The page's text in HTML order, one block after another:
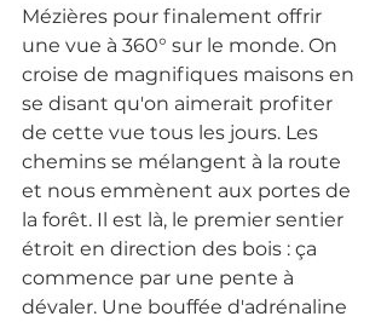
Mézières pour finalement offrir
une vue à 360° sur le monde. On
croise de magnifiques maisons en
se disant qu'on aimerait profiter
de cette vue tous les jours. Les
chemins se mélangent à la route
et nous emmènent aux portes de
la forêt. Il est là, le premier sentier
étroit en direction des bois : ça
commence par une pente à
dévaler. Une bouffée d'adrénaline